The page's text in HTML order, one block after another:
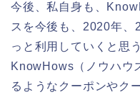
今後、私自身も、
スを今後も、2020年
っと利用していくと思
KnowHows（ノウハウ
るようなクーポンやク